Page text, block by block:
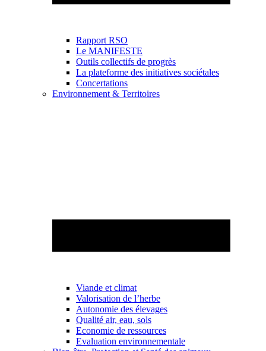
Rapport RSO
Le MANIFESTE
Outils collectifs de progrès
La plateforme des initiatives sociétales
Concertations
Environnement & Territoires
Viande et climat
Valorisation de l’herbe
Autonomie des élevages
Qualité air, eau, sols
Economie de ressources
Evaluation environnementale